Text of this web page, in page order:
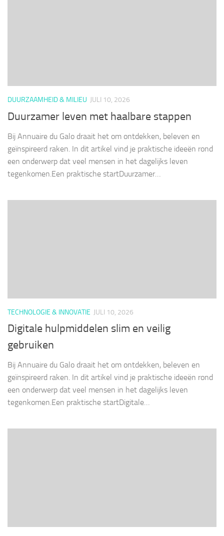
DUURZAAMHEID & MILIEU JULI 10, 2026
Duurzamer leven met haalbare stappen
Bij Annuaire du Galo draait het om ontdekken, beleven en
geïnspireerd raken. In dit artikel vind je praktische ideeën rond
een onderwerp dat veel mensen in het dagelijks leven
tegenkomen.Een praktische startDuurzamer…
TECHNOLOGIE & INNOVATIE JULI 10, 2026
Digitale hulpmiddelen slim en veilig
gebruiken
Bij Annuaire du Galo draait het om ontdekken, beleven en
geïnspireerd raken. In dit artikel vind je praktische ideeën rond
een onderwerp dat veel mensen in het dagelijks leven
tegenkomen.Een praktische startDigitale…